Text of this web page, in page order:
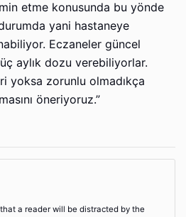
etme konusunda bu yönde
yani hastaneye
Eczaneler güncel
aylık dozu verebiliyorlar.
yoksa zorunlu olmadıkça
öneriyoruz.”
a reader will be distracted by the